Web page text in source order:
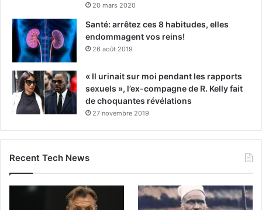
20 mars 2020
Santé: arrêtez ces 8 habitudes, elles
endommagent vos reins!
26 août 2019
« Il urinait sur moi pendant les rapports
sexuels », l’ex-compagne de R. Kelly fait
de choquantes révélations
27 novembre 2019
Recent Tech News